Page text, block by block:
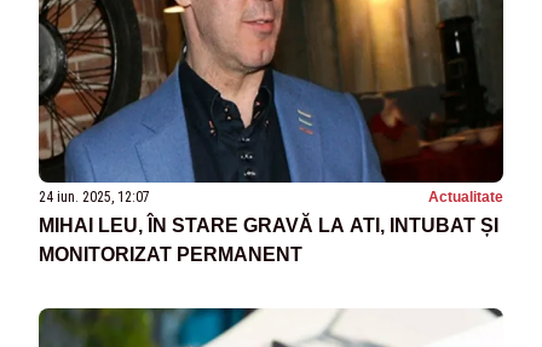
24 iun. 2025, 12:07 Actualitate
MIHAI LEU, ÎN STARE GRAVĂ LA ATI, INTUBAT ȘI
MONITORIZAT PERMANENT